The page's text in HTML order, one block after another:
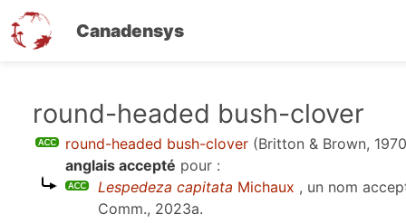
Canadensys
contenu
round-headed bush-clover
round-headed bush-clover (Britton & Brown,
anglais accepté pour :
Lespedeza capitata Michaux , un nom
Comm., 2023a.